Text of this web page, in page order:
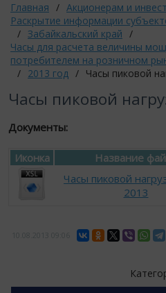
Главная / Акционерам и
Раскрытие информации
/ Забайкальский край /
Часы для расчета величины
потребителем на розничном
/ 2013 год / Часы пиковой
Часы пиковой
Документы:
Иконка Название
Часы пиковой
2013